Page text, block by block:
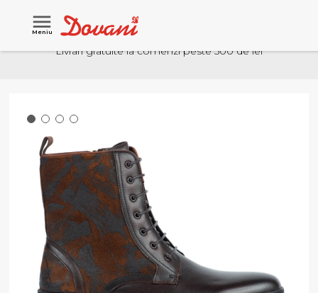
Meniu
Livrari gratuite la comenzi peste 500 de lei